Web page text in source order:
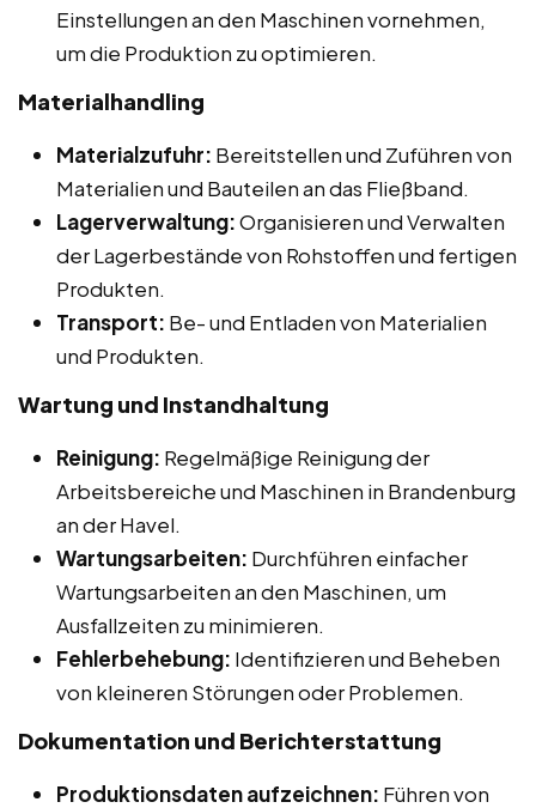
Einstellungen an den Maschinen vornehmen,
um die Produktion zu optimieren.
Materialhandling
Materialzufuhr: Bereitstellen und Zuführen von
Materialien und Bauteilen an das Fließband.
Lagerverwaltung:Organisieren und Verwalten
der Lagerbestände von Rohstoffen und fertigen
Produkten.
Transport: Be- und Entladen von Materialien
und Produkten.
Wartung und Instandhaltung
Reinigung: Regelmäßige Reinigung der
Arbeitsbereiche und Maschinen in Brandenburg
an der Havel.
Wartungsarbeiten: Durchführen einfacher
Wartungsarbeiten an den Maschinen, um
Ausfallzeiten zu minimieren.
Fehlerbehebung: Identifizieren und Beheben
von kleineren Störungen oder Problemen.
Dokumentation und Berichterstattung
Produktionsdaten aufzeichnen: Führen von